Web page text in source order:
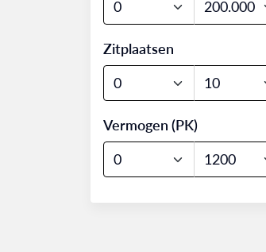
Zitplaatsen
Vermogen (PK)